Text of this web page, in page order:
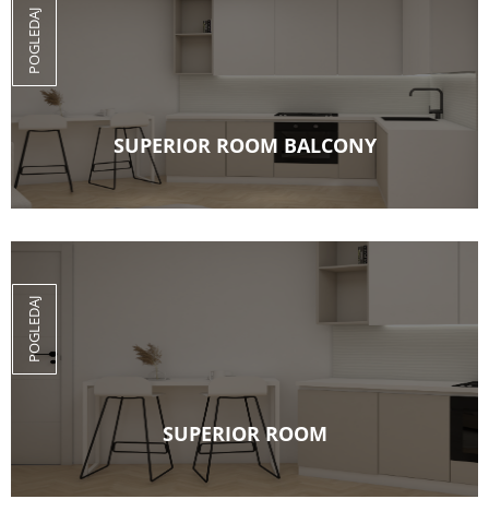
SUPERIOR ROOM BALCONY
POGLEDAJ
2+1 kreveta 32 m2
SUPERIOR ROOM
POGLEDAJ
2+1 kreveta 30 m2